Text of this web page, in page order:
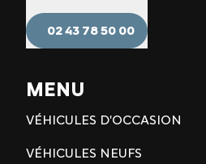
02 43 78 50 00
MENU
VÉHICULES D'OCCASION
VÉHICULES NEUFS